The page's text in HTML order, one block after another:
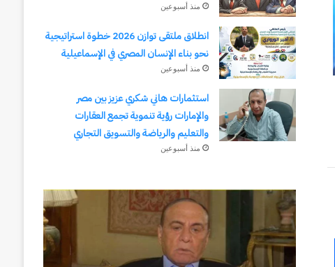
منذ أسبوعين
انطلاق ملتقى توازن 2026 خطوة استراتيجية
نحو بناء الإنسان المصري في الإسماعيلية
منذ أسبوعين
استثمارات هاني شكري عزيز بين مصر
والإمارات رؤية تنموية تجمع العقارات
والتعليم والرياضة والتسويق التجاري
منذ أسبوعين
وكالة
الـ
CIA
و